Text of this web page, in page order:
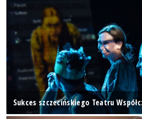
Sukces szczecińskiego Teatru